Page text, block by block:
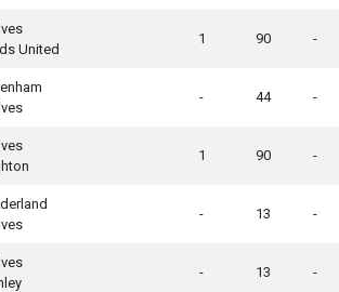
United
1 90 -
- 44 -
1 90 -
- 13 -
- 13 -